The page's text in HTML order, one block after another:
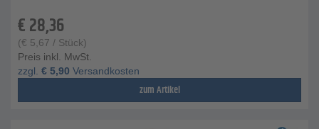
€28,36
(€ 5,67 / Stück)
Preis inkl. MwSt.
zzgl. € 5,90 Versandkosten
zum Artikel